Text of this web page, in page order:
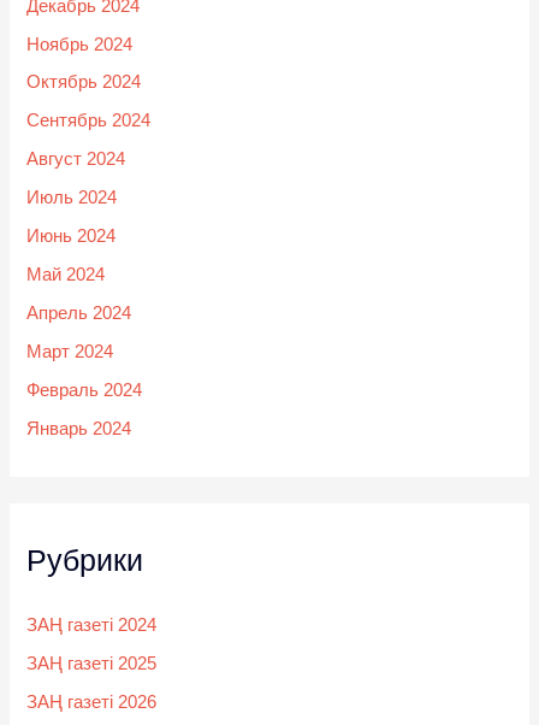
Декабрь 2024
Ноябрь 2024
Октябрь 2024
Сентябрь 2024
Август 2024
Июль 2024
Июнь 2024
Май 2024
Апрель 2024
Март 2024
Февраль 2024
Январь 2024
Рубрики
ЗАҢ газеті 2024
ЗАҢ газеті 2025
ЗАҢ газеті 2026